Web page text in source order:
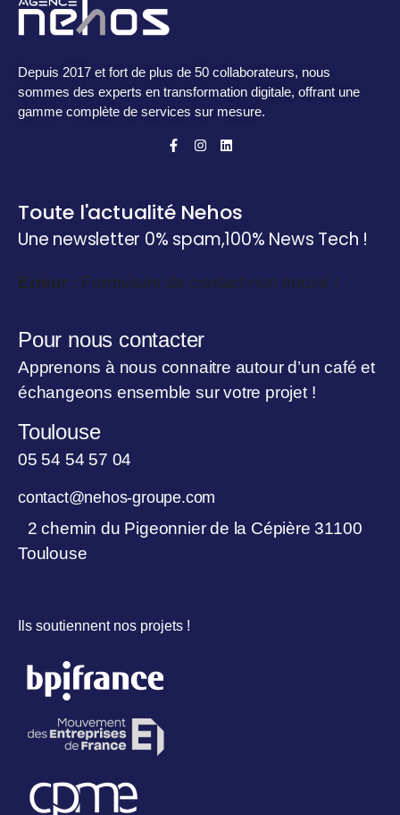
Depuis 2017 et fort de plus de 50 collaborateurs, nous
sommes des experts en transformation digitale, offrant une
gamme complète de services sur mesure.
Toute l'actualité Nehos
Une newsletter 0% spam,100% News Tech !
Erreur : Formulaire de contact non trouvé !
Pour nous contacter
Apprenons à nous connaitre autour d’un café et
échangeons ensemble sur votre projet !
Toulouse
05 54 54 57 04
contact@nehos-groupe.com
2 chemin du Pigeonnier de la Cépière 31100
Toulouse
Ils soutiennent nos projets !